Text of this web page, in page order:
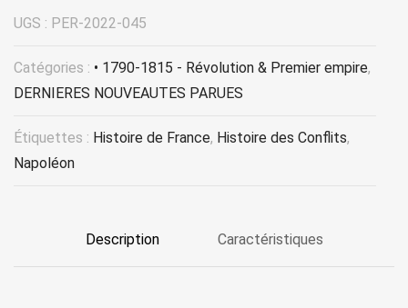
UGS : PER-2022-045
Catégories : • 1790-1815 - Révolution & Premier empire,
DERNIERES NOUVEAUTES PARUES
Étiquettes : Histoire de France, Histoire des Conflits,
Napoléon
Description Caractéristiques